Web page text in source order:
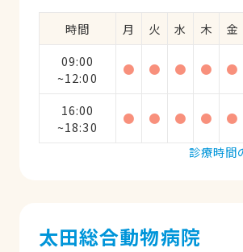
時間 月 火 水 木 金
09:00
~12:00
● ● ● ● ●
16:00
~18:30
● ● ● ● ●
診療時間
太田総合動物病院